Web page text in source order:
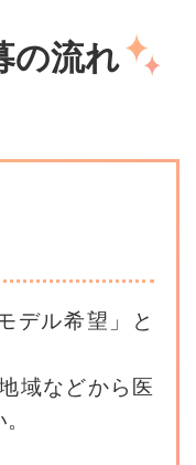
の流れ
デル希望」と
域などから医